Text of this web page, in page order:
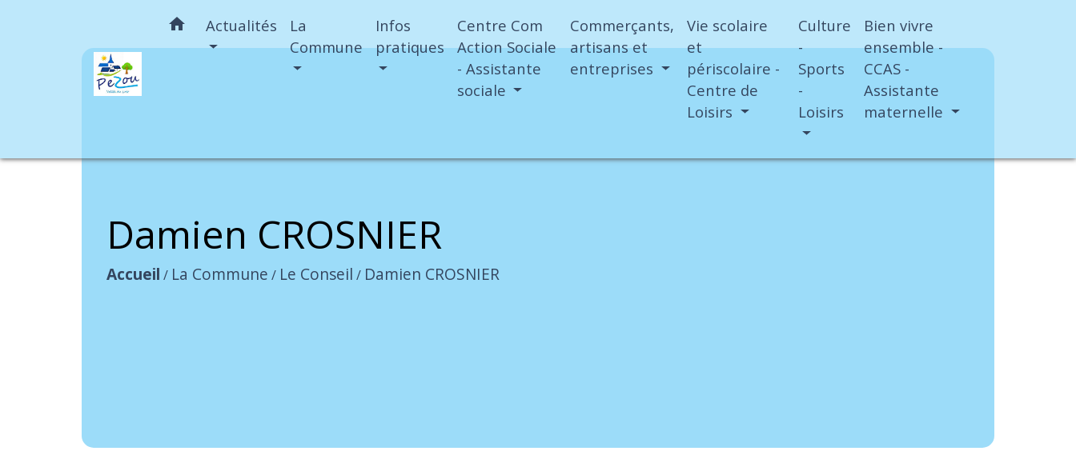
home Actualités
La
Commune
Infos
pratiques
Centre Com
Action Sociale
- Assistante
sociale
Commerçants,
artisans et
entreprises
Vie scolaire
et
périscolaire -
Centre de
Loisirs
Culture
-
Sports
-
Loisirs
Bien vivre
ensemble -
CCAS -
Assistante
maternelle
Damien CROSNIER
Accueil / La Commune / Le Conseil / Damien CROSNIER